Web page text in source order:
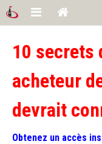
10 secrets
acheteur
devrait
Obtenez un accès